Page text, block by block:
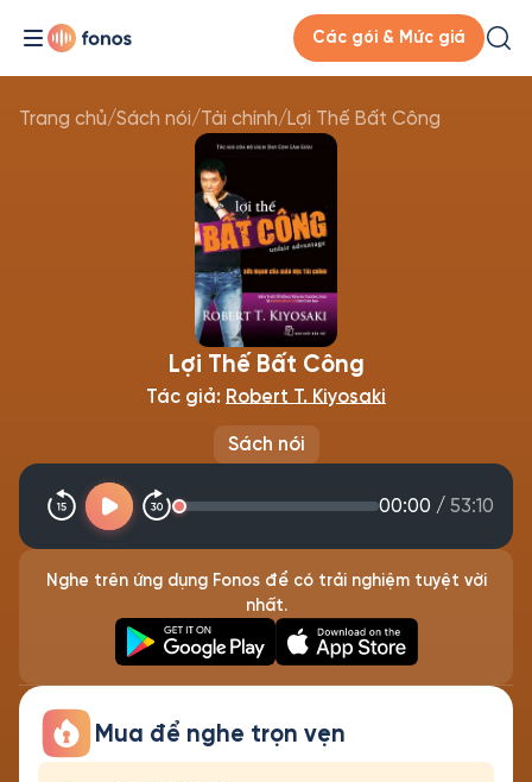
Các gói & Mức giá
Trang chủ/Sách nói/Tài chính/Lợi Thế Bất Công
Sách nói
Lợi Thế Bất Công
Tác giả: Robert T. Kiyosaki
00:00 / 53:10
Nghe trên ứng dụng Fonos để có trải nghiệm tuyệt vời
nhất.
Mua để nghe trọn vẹn